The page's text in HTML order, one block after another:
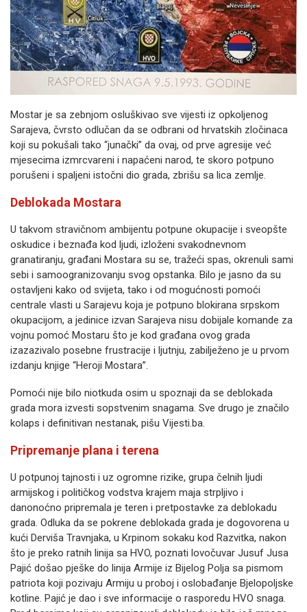
Mostar je sa zebnjom osluškivao sve vijesti iz opkoljenog
Sarajeva, čvrsto odlučan da se odbrani od hrvatskih zločinaca
koji su pokušali tako “junački” da ovaj, od prve agresije već
mjesecima izmrcvareni i napaćeni narod, te skoro potpuno
porušeni i spaljeni istočni dio grada, zbrišu sa lica zemlje.
Deblokada Mostara
U takvom stravičnom ambijentu potpune okupacije i sveopšte
oskudice i beznađa kod ljudi, izloženi svakodnevnom
granatiranju, građani Mostara su se, tražeći spas, okrenuli sami
sebi i samoogranizovanju svog opstanka. Bilo je jasno da su
ostavljeni kako od svijeta, tako i od mogućnosti pomoći
centrale vlasti u Sarajevu koja je potpuno blokirana srpskom
okupacijom, a jedinice izvan Sarajeva nisu dobijale komande za
vojnu pomoć Mostaru što je kod građana ovog grada
izazazivalo posebne frustracije i ljutnju, zabilježeno je u prvom
izdanju knjige “Heroji Mostara”.
Pomoći nije bilo niotkuda osim u spoznaji da se deblokada
grada mora izvesti sopstvenim snagama. Sve drugo je značilo
kolaps i definitivan nestanak, pišu Vijesti.ba.
Pripremanje plana i terena
U potpunoj tajnosti i uz ogromne rizike, grupa čelnih ljudi
armijskog i političkog vodstva krajem maja strpljivo i
danonoćno pripremala je teren i pretpostavke za deblokadu
grada. Odluka da se pokrene deblokada grada je dogovorena u
kući Derviša Travnjaka, u Krpinom sokaku kod Razvitka, nakon
što je preko ratnih linija sa HVO, poznati lovočuvar Jusuf Jusa
Pajić došao pješke do linija Armije iz Bijelog Polja sa pismom
patriota koji pozivaju Armiju u proboj i oslobađanje Bjelopoljske
kotline. Pajić je dao i sve informacije o rasporedu HVO snaga.